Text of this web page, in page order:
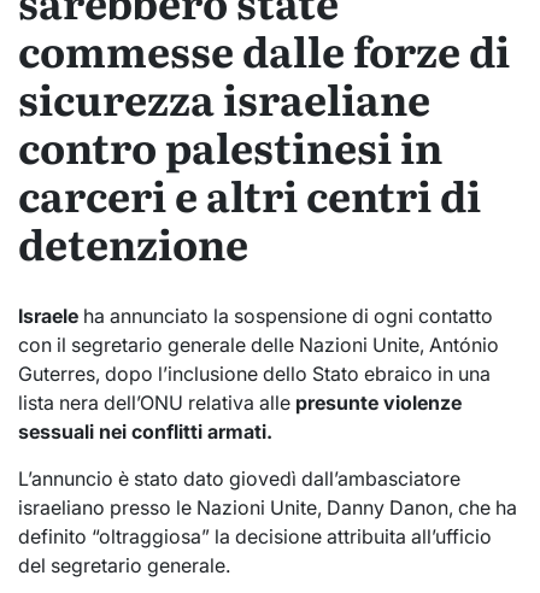
commesse dalle forze di
sicurezza israeliane
contro palestinesi in
carceri e altri centri di
detenzione
Israele ha annunciato la sospensione di ogni contatto
con il segretario generale delle Nazioni Unite, António
Guterres, dopo l’inclusione dello Stato ebraico in una
lista nera dell’ONU relativa alle presunte violenze
sessuali nei conflitti armati.
L’annuncio è stato dato giovedì dall’ambasciatore
israeliano presso le Nazioni Unite, Danny Danon, che ha
definito “oltraggiosa” la decisione attribuita all’ufficio
del segretario generale.